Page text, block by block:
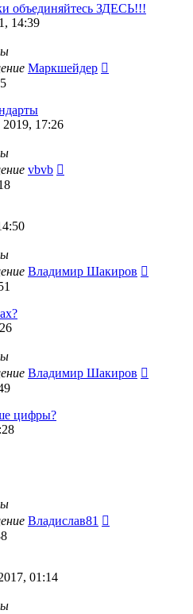
объединяйтесь ЗДЕСЬ!!!
14:39
Маркшейдер
17:26
vbvb
Владимир Шакиров
Владимир Шакиров
цифры?
Владислав81
01:14